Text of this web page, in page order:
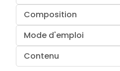
Composition
Mode d'emploi
Contenu